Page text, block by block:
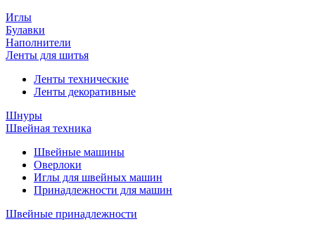
Иглы
Булавки
Наполнители
Ленты для шитья
Ленты технические
Ленты декоративные
Шнуры
Швейная техника
Швейные машины
Оверлоки
Иглы для швейных машин
Принадлежности для машин
Швейные принадлежности